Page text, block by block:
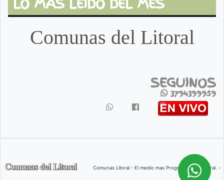
Comunas del Litoral
SEGUINOS
3794399959
Comunas Litoral - El medio mas Progresista del Litoral. -